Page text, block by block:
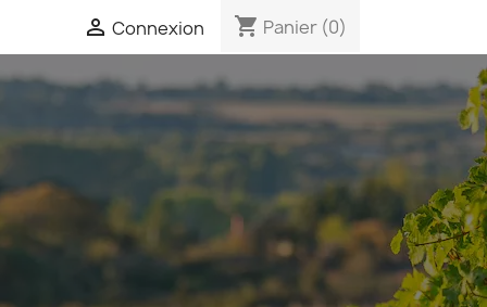
 Connexion shopping_cart Panier (0)